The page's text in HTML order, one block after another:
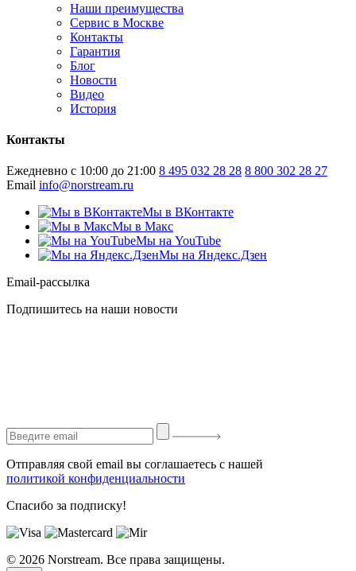
Наши преимущества
Сервис в Москве
Контакты
Гарантия
Блог
Новости
Видео
История
Контакты
Ежедневно с 10:00 до 21:00 8 495 032 28 28 8 800 302 28 27
Email info@norstream.ru
Мы в ВКонтакте
Мы в Макс
Мы на YouTube
Мы на Яндекс.Дзен
Email-рассылка
Подпишитесь на наши новости
Отправляя свой email вы соглашаетесь с нашей
политикой конфиденциальности
Спасибо за подписку!
© 2026 Norstream. Все права защищены.